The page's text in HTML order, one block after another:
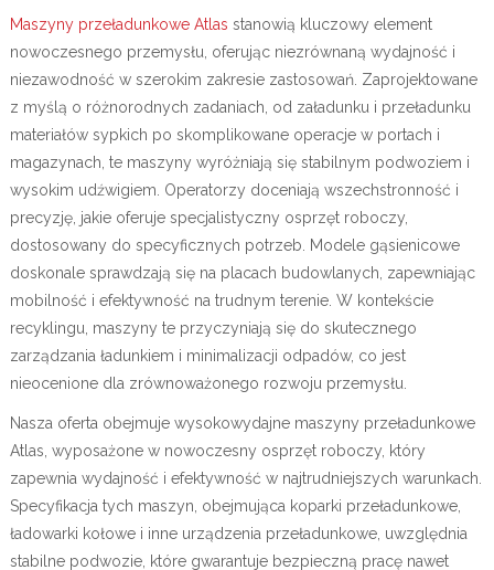
Maszyny przeładunkowe Atlas stanowią kluczowy element
nowoczesnego przemysłu, oferując niezrównaną wydajność i
niezawodność w szerokim zakresie zastosowań. Zaprojektowane
z myślą o różnorodnych zadaniach, od załadunku i przeładunku
materiałów sypkich po skomplikowane operacje w portach i
magazynach, te maszyny wyróżniają się stabilnym podwoziem i
wysokim udźwigiem. Operatorzy doceniają wszechstronność i
precyzję, jakie oferuje specjalistyczny osprzęt roboczy,
dostosowany do specyficznych potrzeb. Modele gąsienicowe
doskonale sprawdzają się na placach budowlanych, zapewniając
mobilność i efektywność na trudnym terenie. W kontekście
recyklingu, maszyny te przyczyniają się do skutecznego
zarządzania ładunkiem i minimalizacji odpadów, co jest
nieocenione dla zrównoważonego rozwoju przemysłu.
Nasza oferta obejmuje wysokowydajne maszyny przeładunkowe
Atlas, wyposażone w nowoczesny osprzęt roboczy, który
zapewnia wydajność i efektywność w najtrudniejszych warunkach.
Specyfikacja tych maszyn, obejmująca koparki przeładunkowe,
ładowarki kołowe i inne urządzenia przeładunkowe, uwzględnia
stabilne podwozie, które gwarantuje bezpieczną pracę nawet